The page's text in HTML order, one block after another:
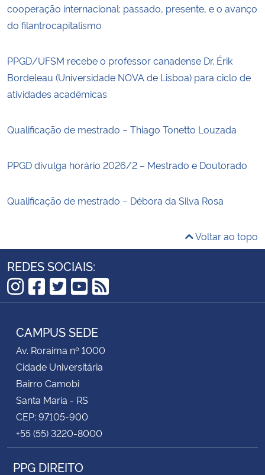
cooperação internacional: passado, presente, e o avanço
do filantrocapitalismo
PPGD/UFSM recebe o professor canadense Dr. Érik
Bordeleau (Universidade NOVA de Lisboa) para ciclo de
atividades acadêmicas
Qualificação de mestrado – Thiago Tonetto Louzada
PPGD divulga horário 2026/2 – Mestrado e Doutorado
Qualificação de mestrado – Débora da Silva Rosa
Voltar ao topo
REDES SOCIAIS:
Instagram
Facebook
Twitter
YouTube
RSS
CAMPUS SEDE
Av. Roraima nº 1000
Cidade Universitária
Bairro Camobi
Santa Maria - RS
CEP: 97105-900
+55 (55) 3220-8000
PPG DIREITO